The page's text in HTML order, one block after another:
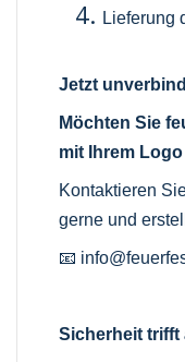
Lieferung
Jetzt
Möchten Sie
mit Ihrem
Kontaktieren
gerne und
📧
Sicherheit trifft